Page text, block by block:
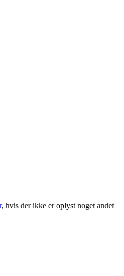
, hvis der ikke er oplyst noget andet